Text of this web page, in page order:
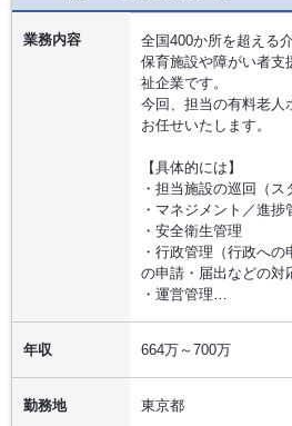
業務内容
全国400か所を超える
保育施設や障がい者支
祉企業です。
今回、担当の有料老人
お任せいたします。
【具体的には】
・担当施設の巡回（ス
・マネジメント／進捗
・安全衛生管理
・行政管理（行政へ
の申請・届出などの対
・運営管理…
年収 664万～700万
勤務地 東京都